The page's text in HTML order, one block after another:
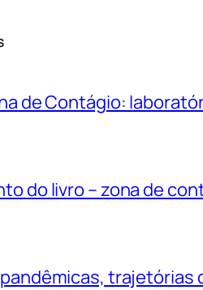
de Contágio:
do livro – zona de
trajetórias